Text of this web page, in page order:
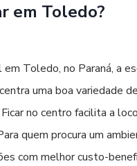
em Toledo?
Toledo, no Paraná, a
uma boa variedade
no centro facilita a
quem procura um
com melhor custo-